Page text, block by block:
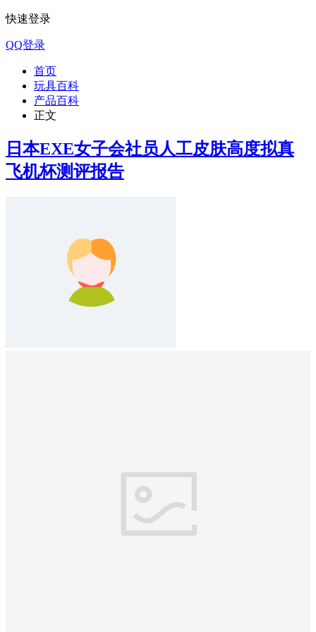
快速登录
QQ登录
首页
玩具百科
产品百科
正文
日本EXE女子会社员人工皮肤高度拟真
飞机杯测评报告